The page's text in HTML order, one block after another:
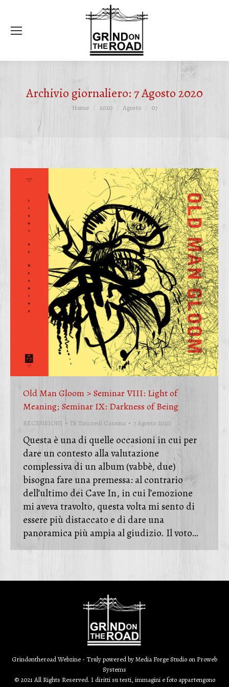
Archivio giornaliero: 7 Agosto 2020
Tu sei qui:
Home 2020 Agosto 07
Old Man Gloom > Seminar VIII: Light of
Meaning; Seminar IX: Darkness of Being
RECENSIONI Di Tancredi Cassina 7 Agosto 2020
Questa è una di quelle occasioni in cui per
dare un contesto alla valutazione
complessiva di un album (vabbè, due)
bisogna fare una premessa: al contrario
dell’ultimo dei Cave In, in cui l’emozione
mi aveva travolto, questa volta mi sento di
essere più distaccato e di dare una
panoramica più ampia al giudizio. Il voto…
Grindontheroad Webzine - Truly powered byMedia Forge Studio on Proweb
Systems
© 2021 All Rights Reserved. I diritti su testi, immagini e foto appartengono